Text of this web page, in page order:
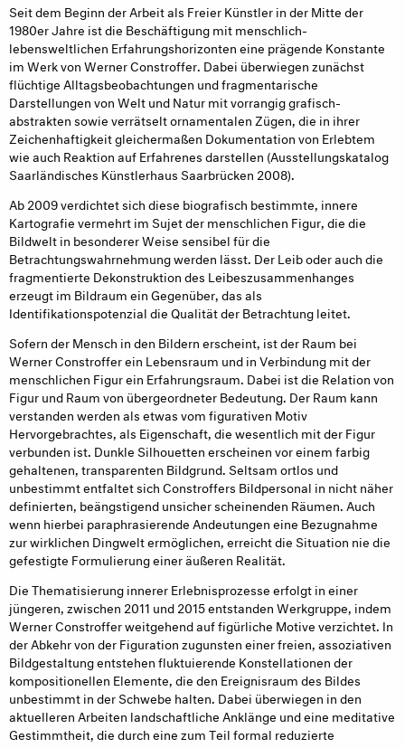
Seit dem Beginn der Arbeit als Freier Künstler in der Mitte der
1980er Jahre ist die Beschäftigung mit menschlich-
lebensweltlichen Erfahrungshorizonten eine prägende Konstante
im Werk von Werner Constroffer. Dabei überwiegen zunächst
flüchtige Alltagsbeobachtungen und fragmentarische
Darstellungen von Welt und Natur mit vorrangig grafisch-
abstrakten sowie verrätselt ornamentalen Zügen, die in ihrer
Zeichenhaftigkeit gleichermaßen Dokumentation von Erlebtem
wie auch Reaktion auf Erfahrenes darstellen (Ausstellungskatalog
Saarländisches Künstlerhaus Saarbrücken 2008).
Ab 2009 verdichtet sich diese biografisch bestimmte, innere
Kartografie vermehrt im Sujet der menschlichen Figur, die die
Bildwelt in besonderer Weise sensibel für die
Betrachtungswahrnehmung werden lässt. Der Leib oder auch die
fragmentierte Dekonstruktion des Leibeszusammenhanges
erzeugt im Bildraum ein Gegenüber, das als
Identifikationspotenzial die Qualität der Betrachtung leitet.
Sofern der Mensch in den Bildern erscheint, ist der Raum bei
Werner Constroffer ein Lebensraum und in Verbindung mit der
menschlichen Figur ein Erfahrungsraum. Dabei ist die Relation von
Figur und Raum von übergeordneter Bedeutung. Der Raum kann
verstanden werden als etwas vom figurativen Motiv
Hervorgebrachtes, als Eigenschaft, die wesentlich mit der Figur
verbunden ist. Dunkle Silhouetten erscheinen vor einem farbig
gehaltenen, transparenten Bildgrund. Seltsam ortlos und
unbestimmt entfaltet sich Constroffers Bildpersonal in nicht näher
definierten, beängstigend unsicher scheinenden Räumen. Auch
wenn hierbei paraphrasierende Andeutungen eine Bezugnahme
zur wirklichen Dingwelt ermöglichen, erreicht die Situation nie die
gefestigte Formulierung einer äußeren Realität.
Die Thematisierung innerer Erlebnisprozesse erfolgt in einer
jüngeren, zwischen 2011 und 2015 entstanden Werkgruppe, indem
Werner Constroffer weitgehend auf figürliche Motive verzichtet. In
der Abkehr von der Figuration zugunsten einer freien, assoziativen
Bildgestaltung entstehen fluktuierende Konstellationen der
kompositionellen Elemente, die den Ereignisraum des Bildes
unbestimmt in der Schwebe halten. Dabei überwiegen in den
aktuelleren Arbeiten landschaftliche Anklänge und eine meditative
Gestimmtheit, die durch eine zum Teil formal reduzierte